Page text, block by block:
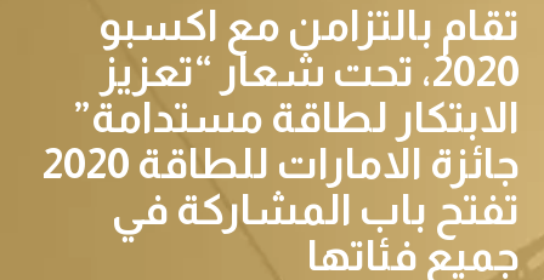
تقام بالتزامن مع اكسبو
2020، تحت شعار “تعزيز
الابتكار لطاقة مستدامة”
جائزة الامارات للطاقة 2020
تفتح باب المشاركة في
جميع فئاتها